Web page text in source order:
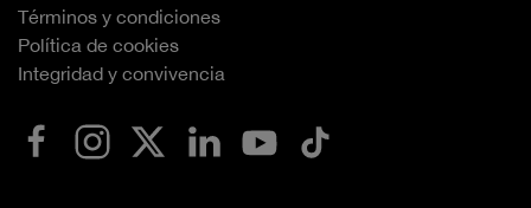
Términos y condiciones
Política de cookies
Integridad y convivencia